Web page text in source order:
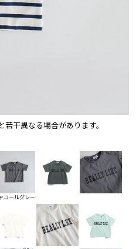
干異なる場合があります。
コールグレー